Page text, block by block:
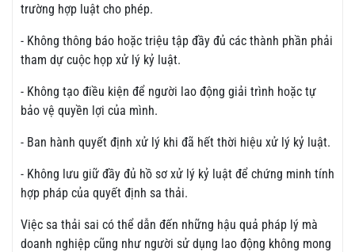
trường hợp luật cho phép.
- Không thông báo hoặc triệu tập đầy đủ các thành phần phải
tham dự cuộc họp xử lý kỷ luật.
- Không tạo điều kiện để người lao động giải trình hoặc tự
bảo vệ quyền lợi của mình.
- Ban hành quyết định xử lý khi đã hết thời hiệu xử lý kỷ luật.
- Không lưu giữ đầy đủ hồ sơ xử lý kỷ luật để chứng minh tính
hợp pháp của quyết định sa thải.
Việc sa thải sai có thể dẫn đến những hậu quả pháp lý mà
doanh nghiệp cũng như người sử dụng lao động không mong